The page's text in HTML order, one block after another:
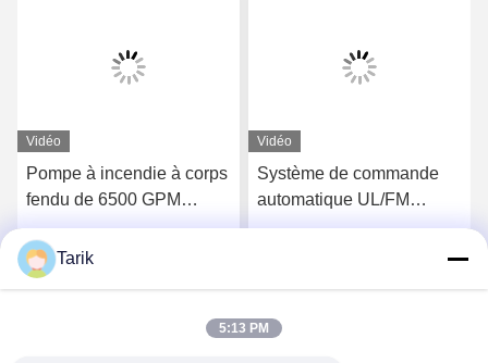
Vidéo
Pompe à incendie à corps
fendu de 6500 GPM
entraînée par un moteur
diesel pour la sécurité
incendie industrielle
Vidéo
Système de commande
automatique UL/FM
PUMPE FIRE Réservoir
6000 GPM
Tarik
5:13 PM